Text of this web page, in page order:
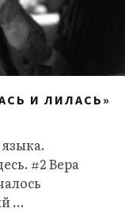
И ЛИЛАСЬ»
#2 Вера
...